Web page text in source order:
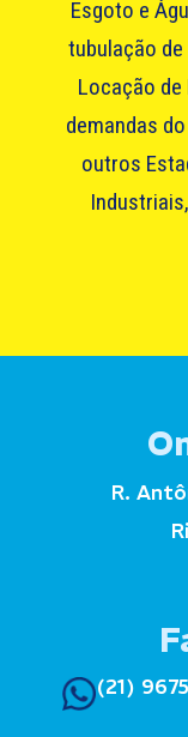
Esgoto e
tubulação
Locação
demandas
outros
R.
(21)